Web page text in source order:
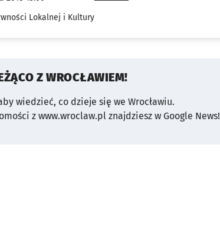
Lokalnej i Kultury
Z WROCŁAWIEM!
wiedzieć, co dzieje się we Wrocławiu.
z www.wroclaw.pl znajdziesz w Google News!